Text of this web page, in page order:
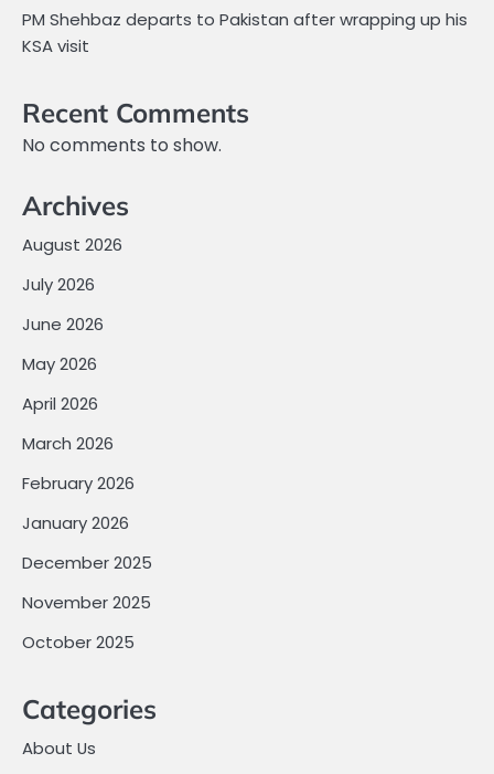
PM Shehbaz departs to Pakistan after wrapping up his
KSA visit
Recent Comments
No comments to show.
Archives
August 2026
July 2026
June 2026
May 2026
April 2026
March 2026
February 2026
January 2026
December 2025
November 2025
October 2025
Categories
About Us